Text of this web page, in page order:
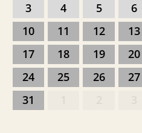
3
4 5 6
10
11 12 13
17
18 19 20
24
25 26 27
31